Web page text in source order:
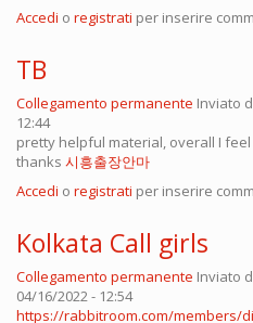
Accedi o registrati per inserire
TB
Collegamento permanente Inviato
12:44
pretty helpful material, overall I
thanks 시흥출장안마
Accedi o registrati per inserire
Kolkata Call girls
Collegamento permanente Inviato
04/16/2022 - 12:54
https://rabbitroom.com/members/